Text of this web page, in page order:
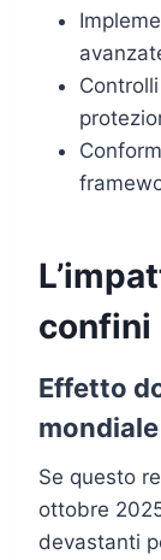
confini
Effetto
mondiale
Se questo
ottobre
devastanti